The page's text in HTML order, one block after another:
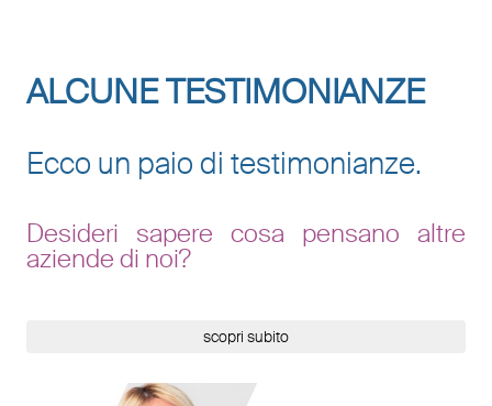
ALCUNE TESTIMONIANZE
Ecco un paio di testimonianze.
Desideri sapere cosa pensano altre
aziende di noi?
scopri subito